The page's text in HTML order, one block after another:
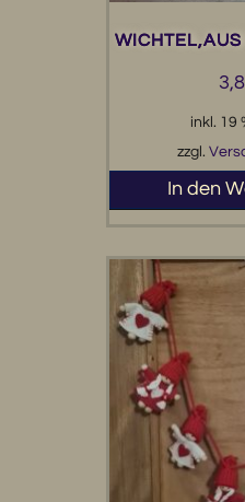
inkl. 19
zzgl.
In den